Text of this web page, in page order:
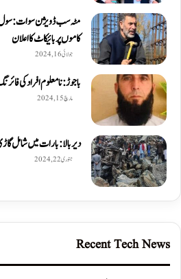
مٹہ سب ڈویژن سوات: سول
کاموں پر بائیکاٹ کا اعلان
جولائی 16, 2024
باجوڑ: نامعلوم افراد کی
مارچ 15, 2024
دیربالا: بارات میں شامل گاڑی
جنوری 22, 2024
Recent Tech News